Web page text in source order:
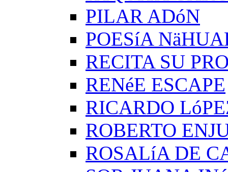
PILAR ADóN
POESíA
RECITA SU
RENéE ESCAPE
RICARDO
ROBERTO
ROSALíA DE